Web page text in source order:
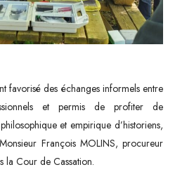
favorisé des échanges informels entre
et permis de profiter de
et empirique d’historiens,
François MOLINS, procureur
la Cour de Cassation.